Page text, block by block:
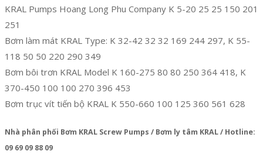
KRAL Pumps Hoang Long Phu Company K 5-20 25 25 150 201
251
Bơm làm mát KRAL Type: K 32-42 32 32 169 244 297, K 55-
118 50 50 220 290 349
Bơm bôi trơn KRAL Model K 160-275 80 80 250 364 418, K
370-450 100 100 270 396 453
Bơm trục vít tiến bộ KRAL K 550-660 100 125 360 561 628
Nhà phân phối Bơm KRAL Screw Pumps / Bơm ly tâm KRAL / Hotline:
09 69 09 88 09